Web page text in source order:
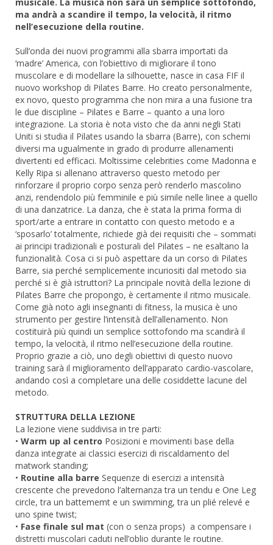
ma andrà a scandire il tempo, la velocità, il ritmo
nell’esecuzione della routine.
Sull’onda dei nuovi programmi alla sbarra importati da
‘madre’ America, con l’obiettivo di migliorare il tono
muscolare e di modellare la silhouette, nasce in casa FIF il
nuovo workshop di Pilates Barre. Ho creato personalmente,
ex novo, questo programma che non mira a una fusione tra
le due discipline – Pilates e Barre – quanto a una loro
integrazione. La storia è nota visto che da anni negli Stati
Uniti si studia il Pilates usando la sbarra (Barre), con schemi
diversi ma ugualmente in grado di produrre allenamenti
divertenti ed efficaci. Moltissime celebrities come Madonna e
Kelly Ripa si allenano attraverso questo metodo per
rinforzare il proprio corpo senza però renderlo mascolino
anzi, rendendolo più femminile e più simile nelle linee a quello
di una danzatrice. La danza, che è stata la prima forma di
sport/arte a entrare in contatto con questo metodo e a
‘sposarlo’ totalmente, richiede già dei requisiti che – sommati
ai principi tradizionali e posturali del Pilates – ne esaltano la
funzionalità. Cosa ci si può aspettare da un corso di Pilates
Barre, sia perché semplicemente incuriositi dal metodo sia
perché si è già istruttori? La principale novità della lezione di
Pilates Barre che propongo, è certamente il ritmo musicale.
Come già noto agli insegnanti di fitness, la musica è uno
strumento per gestire l’intensità dell’allenamento. Non
costituirà più quindi un semplice sottofondo ma scandirà il
tempo, la velocità, il ritmo nell’esecuzione della routine.
Proprio grazie a ciò, uno degli obiettivi di questo nuovo
training sarà il miglioramento dell’apparato cardio-vascolare,
andando così a completare una delle cosiddette lacune del
metodo.
STRUTTURA DELLA LEZIONE
La lezione viene suddivisa in tre parti:
• Warm up al centro Posizioni e movimenti base della
danza integrate ai classici esercizi di riscaldamento del
matwork standing;
• Routine alla barre Sequenze di esercizi a intensità
crescente che prevedono l’alternanza tra un tendu e One Leg
circle, tra un battememt e un swimming, tra un plié relevé e
uno spine twist;
• Fase finale sul mat (con o senza props) a compensare i
distretti muscolari caduti nell’oblio durante le routine.